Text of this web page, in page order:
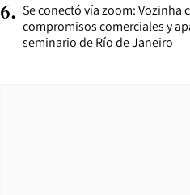
6. Se conectó vía zoom: Vozinha
compromisos comerciales y
seminario de Río de Janeiro